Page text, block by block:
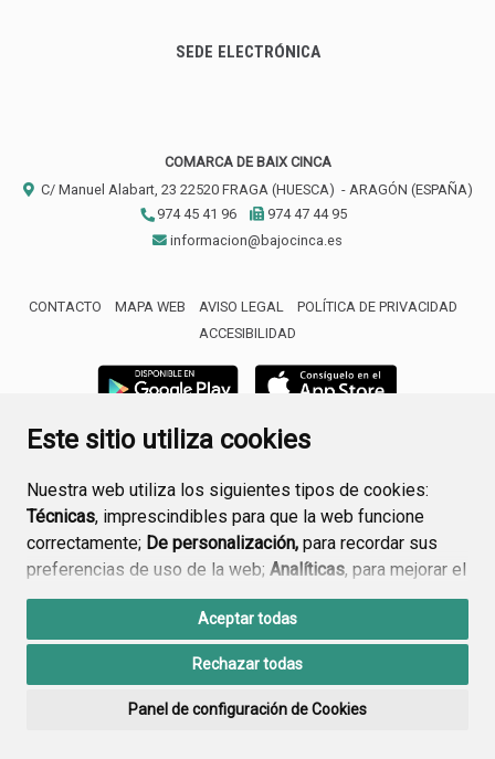
Este sitio utiliza cookies
Nuestra web utiliza los siguientes tipos de cookies:
Técnicas, imprescindibles para que la web funcione
correctamente; De personalización, para recordar sus
preferencias de uso de la web; Analíticas, para mejorar el
funcionamiento de la web y sus servicios.
Si acepta pulsando el botón“Aceptar todas”
consideramos que acepta su uso. Si pulsa el botón
ninguna acción, se guardarán las cookies técnicas
Aceptar todas
Rechazar todas
Panel de configuración de Cookies
SEDE ELECTRÓNICA
COMARCA DE BAIX CINCA
C/ Manuel Alabart, 23 22520 FRAGA (HUESCA) - ARAGÓN (ESPAÑA)
974 45 41 96
974 47 44 95
informacion@bajocinca.es
CONTACTO MAPA WEB AVISO LEGAL
POLÍTICA DE PRIVACIDAD
ACCESIBILIDAD